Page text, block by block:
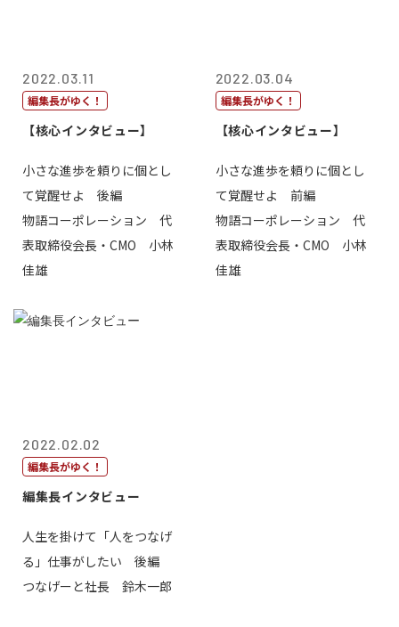
2022.03.11
編集長がゆく！
【核心インタビュー】
小さな進歩を頼りに個とし
て覚醒せよ 後編
物語コーポレーション 代
表取締役会長・CMO 小林
佳雄
2022.03.04
編集長がゆく！
【核心インタビュー】
小さな進歩を頼りに個とし
て覚醒せよ 前編
物語コーポレーション 代
表取締役会長・CMO 小林
佳雄
2022.02.02
編集長がゆく！
編集長インタビュー
人生を掛けて「人をつなげ
る」仕事がしたい 後編
つなげーと社長 鈴木一郎